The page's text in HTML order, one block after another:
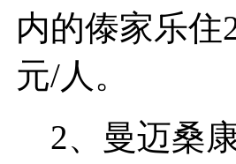
内的傣家乐住
元/人。
2、曼迈桑